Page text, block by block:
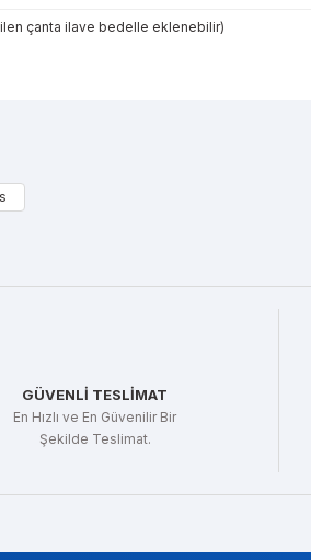
çanta ilave bedelle eklenebilir)
GÜVENLİ TESLİMAT
En Hızlı ve En Güvenilir Bir
Şekilde Teslimat.